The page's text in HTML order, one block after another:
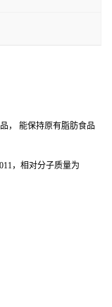
， 能保持原有脂肪食品
，相对分子质量为